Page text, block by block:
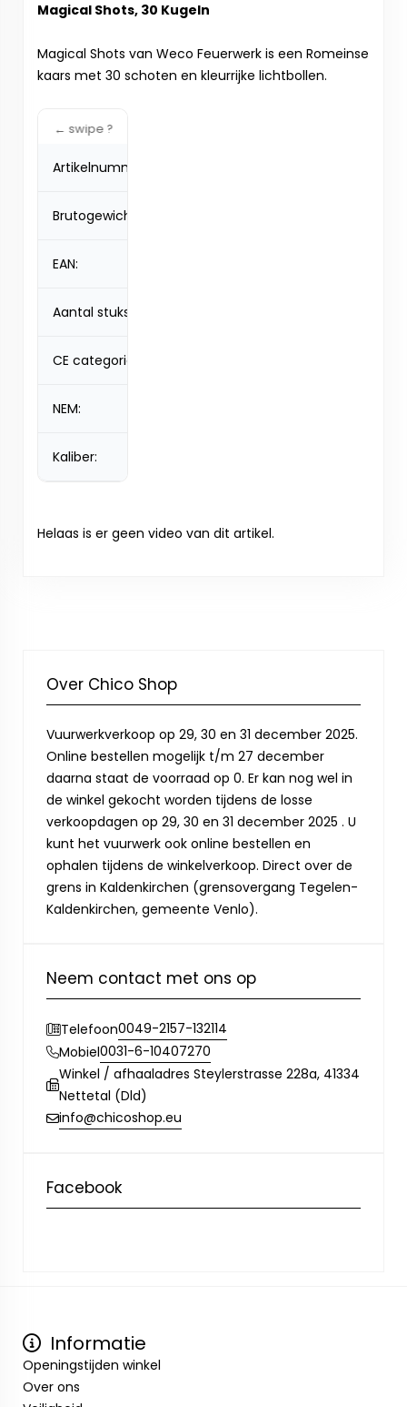
Magical Shots, 30 Kugeln
Magical Shots van Weco Feuerwerk is een Romeinse
kaars met 30 schoten en kleurrijke lichtbollen.
Artikelnummer:
Brutogewicht:
EAN:
Aantal stuks:
CE categorie:
NEM:
Kaliber:
Helaas is er geen video van dit artikel.
Over Chico Shop
Vuurwerkverkoop op 29, 30 en 31 december 2025.
Online bestellen mogelijk t/m 27 december
daarna staat de voorraad op 0. Er kan nog wel in
de winkel gekocht worden tijdens de losse
verkoopdagen op 29, 30 en 31 december 2025 . U
kunt het vuurwerk ook online bestellen en
ophalen tijdens de winkelverkoop. Direct over de
grens in Kaldenkirchen (grensovergang Tegelen-
Kaldenkirchen, gemeente Venlo).
Neem contact met ons op
Telefoon0049-2157-132114
Mobiel0031-6-10407270
Winkel / afhaaladres Steylerstrasse 228a, 41334
Nettetal (Dld)
info@chicoshop.eu
Facebook
Informatie
Openingstijden winkel
Over ons